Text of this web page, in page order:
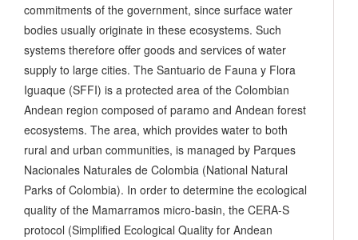
commitments of the government, since surface water
bodies usually originate in these ecosystems. Such
systems therefore offer goods and services of water
supply to large cities. The Santuario de Fauna y Flora
Iguaque (SFFI) is a protected area of the Colombian
Andean region composed of paramo and Andean forest
ecosystems. The area, which provides water to both
rural and urban communities, is managed by Parques
Nacionales Naturales de Colombia (National Natural
Parks of Colombia). In order to determine the ecological
quality of the Mamarramos micro-basin, the CERA-S
protocol (Simplified Ecological Quality for Andean